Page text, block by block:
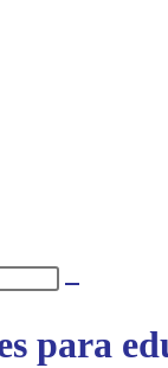
para